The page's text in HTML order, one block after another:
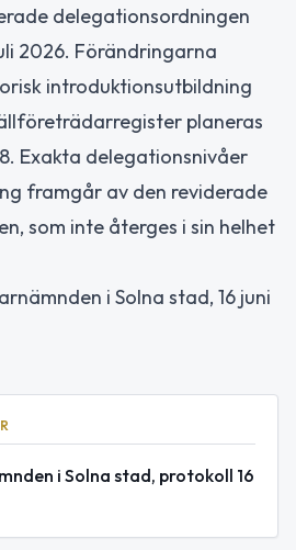
delegationsordningen
2026. Förändringarna
introduktionsutbildning
planeras
Exakta delegationsnivåer
framgår av den reviderade
som inte återges i sin helhet
i Solna stad, 16 juni
i Solna stad, protokoll 16